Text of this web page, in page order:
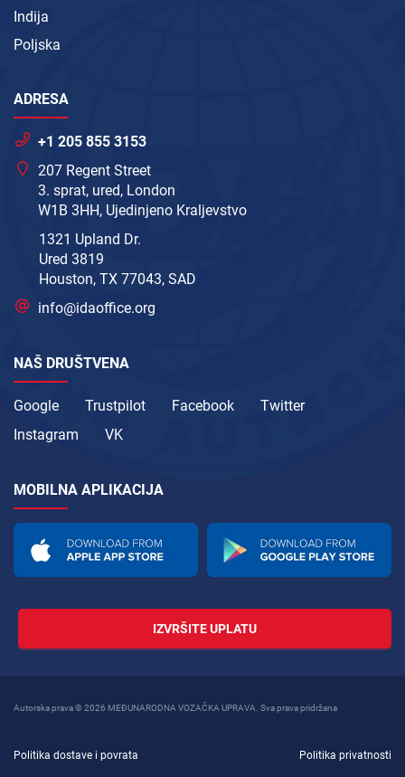
Indija
Poljska
ADRESA
+1 205 855 3153
207 Regent Street
3. sprat, ured, London
W1B 3HH, Ujedinjeno Kraljevstvo
1321 Upland Dr.
Ured 3819
Houston, TX 77043, SAD
info@idaoffice.org
NAŠ DRUŠTVENA
Google Trustpilot Facebook
Twitter
Instagram
VK
MOBILNA APLIKACIJA
IZVRŠITE UPLATU
Autorska prava © 2026 MEĐUNARODNA VOZAČKA UPRAVA. Sva prava pridržana
Politika dostave i povrata Politika privatnosti